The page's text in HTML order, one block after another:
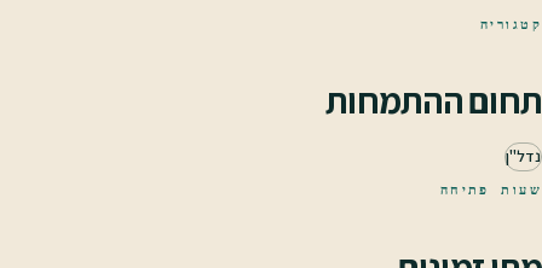
קטגוריה
תחום ההתמחות
נדל"ן
שעות פתיחה